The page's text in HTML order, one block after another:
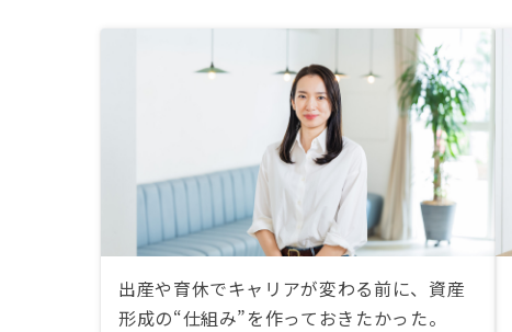
出産や育休でキャリアが変わる前に、資産
形成の“仕組み”を作っておきたかった。